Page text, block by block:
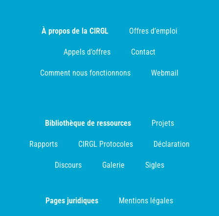
À propos de la CIRGL Offres d’emploi
Appels d’offres Contact
Comment nous fonctionnons Webmail
Bibliothèque de ressources Projets
Rapports CIRGL Protocoles Déclaration
Discours Galerie Sigles
Pages juridiques Mentions légales